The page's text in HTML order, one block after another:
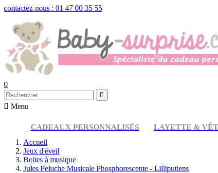
contactez-nous : 01 47 00 35 55
0

 Menu
CADEAUX PERSONNALISÉS
LAYETTE &
Accueil
Jeux d'éveil
Boites à musique
Jules Peluche Musicale Phosphorescente - Lilliputiens